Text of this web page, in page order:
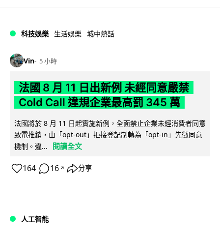
科技娛樂 生活娛樂 城中熱話
Vin 5 小時
法國 8 月 11 日出新例 未經同意嚴禁
Cold Call 違規企業最高罰 345 萬
法國將於 8 月 11 日起實施新例，全面禁止企業未經消費者同意
致電推銷，由「opt-out」拒接登記制轉為「opt-in」先徵同意
機制。違...
閱讀全文
164 16 ↗ 分享
人工智能